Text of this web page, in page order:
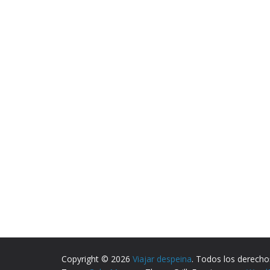
Copyright © 2026 Viajar despeina. Todos los